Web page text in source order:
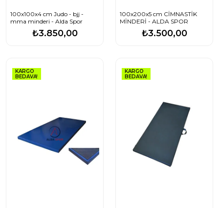
100x100x4 cm Judo - bjj -
mma minderi - Alda Spor
₺3.850,00
100x200x5 cm CİMNASTİK
MİNDERİ - ALDA SPOR
₺3.500,00
KARGO
BEDAVA!
KARGO
BEDAVA!